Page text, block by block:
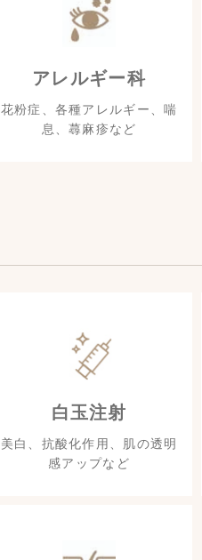
アレルギー科
花粉症、各種アレルギー、喘
息、蕁麻疹など
白玉注射
美白、抗酸化作用、肌の透明
感アップなど